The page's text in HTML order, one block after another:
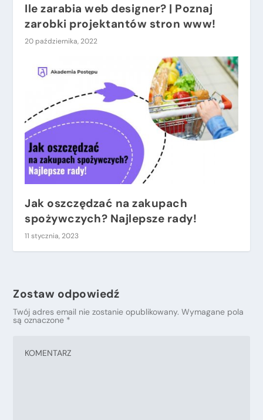
Ile zarabia web designer? | Poznaj
zarobki projektantów stron www!
20 października, 2022
Jak oszczędzać na zakupach
spożywczych? Najlepsze rady!
11 stycznia, 2023
Zostaw odpowiedź
Twój adres email nie zostanie opublikowany. Wymagane pola
są oznaczone *